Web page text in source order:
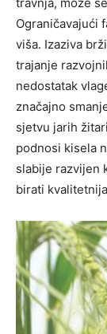
Ograničavajući
viša. Izaziva
trajanje
nedostatak
značajno
sjetvu jarih
podnosi kisela
slabije razvijen
birati